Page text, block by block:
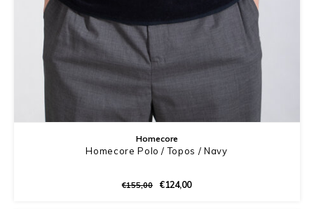
Homecore
Homecore Polo / Topos / Navy
€155,00 €124,00